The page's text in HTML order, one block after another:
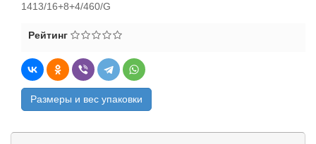
1413/16+8+4/460/G
Рейтинг
Размеры и вес упаковки